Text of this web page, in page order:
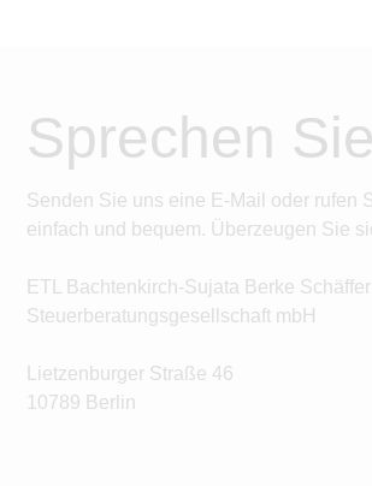
Sprechen
Senden Sie uns eine E-Mail oder rufen
einfach und bequem. Überzeugen Sie
ETL Bachtenkirch-Sujata Berke Schäffer
Steuerberatungsgesellschaft mbH
Lietzenburger Straße 46
10789 Berlin